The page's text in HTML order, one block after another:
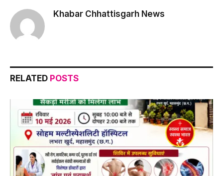
Khabar Chhattisgarh News
RELATED POSTS